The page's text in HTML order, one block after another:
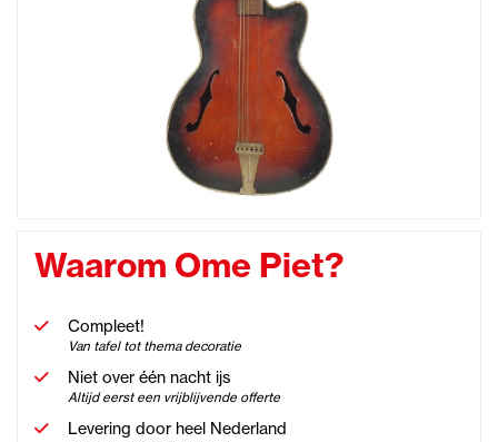
Waarom Ome Piet?
Compleet!
Van tafel tot thema decoratie
Niet over één nacht ijs
Altijd eerst een vrijblijvende offerte
Levering door heel Nederland